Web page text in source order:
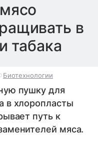
в
табака
Биотехнологии
пушку для
в хлоропласты
путь к
мяса.